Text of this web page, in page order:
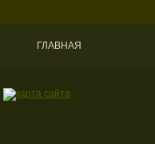
ГЛАВНАЯ